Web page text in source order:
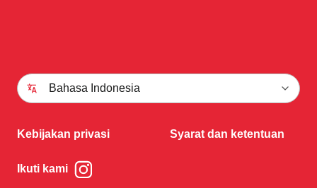
Bahasa Indonesia
Kebijakan privasi Syarat dan ketentuan
Ikuti kami